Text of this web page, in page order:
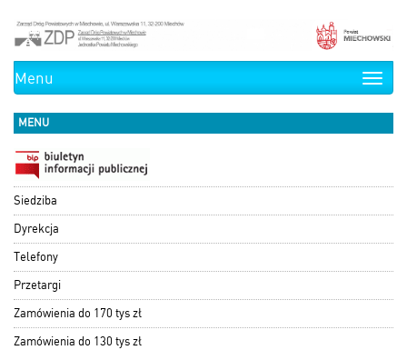
Toggle
Menu
MENU
Siedziba
Dyrekcja
Telefony
Przetargi
Zamówienia do 170 tys zł
Zamówienia do 130 tys zł